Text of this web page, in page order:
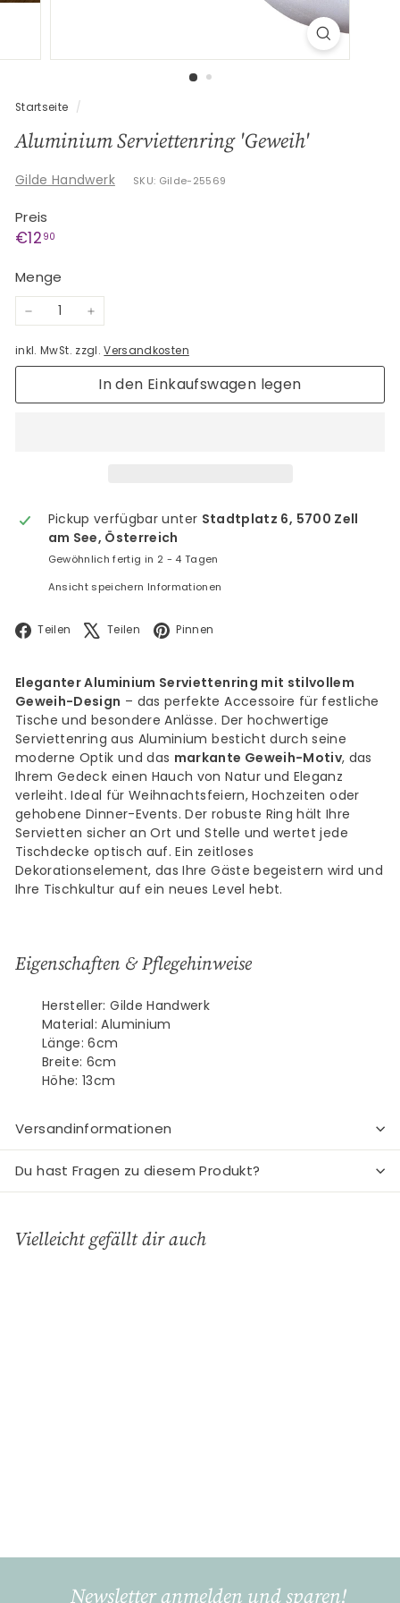
h
n
k
Startseite /
Aluminium Serviettenring 'Geweih'
Gilde Handwerk SKU: Gilde-25569
Preis
Normaler
€12 90
Menge
− +
inkl. MwSt. zzgl.Versandkosten
In den Einkaufswagen legen
Pickup verfügbar unter Stadtplatz 6, 5700 Zell
am See, Österreich
Gewöhnlich fertig in 2 - 4 Tagen
Ansicht speichern Informationen
Teilen Facebook
Teilen X Pinnen
Eleganter Aluminium Serviettenring mit stilvollem
Geweih-Design – das perfekte Accessoire für festliche
Tische und besondere Anlässe. Der hochwertige
Serviettenring aus Aluminium besticht durch seine
moderne Optik und das markante Geweih-Motiv, das
Ihrem Gedeck einen Hauch von Natur und Eleganz
verleiht. Ideal für Weihnachtsfeiern, Hochzeiten oder
gehobene Dinner-Events. Der robuste Ring hält Ihre
Servietten sicher an Ort und Stelle und wertet jede
Tischdecke optisch auf. Ein zeitloses
Dekorationselement, das Ihre Gäste begeistern wird und
Ihre Tischkultur auf ein neues Level hebt.
Eigenschaften & Pflegehinweise
Hersteller: Gilde Handwerk
Material: Aluminium
Länge: 6cm
Breite: 6cm
Höhe: 13cm
Versandinformationen
Du hast Fragen zu diesem Produkt?
Vielleicht gefällt dir auch
,
Newsletter anmelden und sparen!